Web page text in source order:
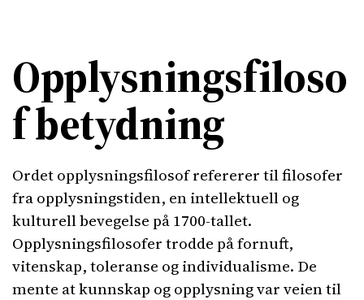
Opplysningsfiloso
f betydning
Ordet opplysningsfilosof refererer til filosofer
fra opplysningstiden, en intellektuell og
kulturell bevegelse på 1700-tallet.
Opplysningsfilosofer trodde på fornuft,
vitenskap, toleranse og individualisme. De
mente at kunnskap og opplysning var veien til